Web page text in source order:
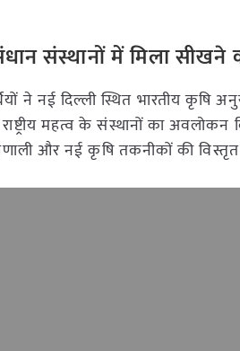
संस्थानों में मिला
ने नई दिल्ली स्थित भारतीय
महत्व के संस्थानों का अवलोकन
और नई कृषि तकनीकों की विस्तृत